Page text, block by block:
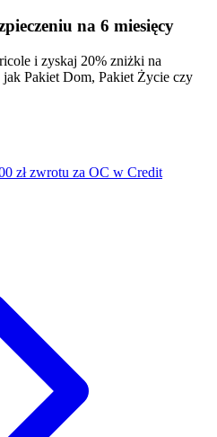
na 6 miesięcy
i zyskaj 20% zniżki na
jak Pakiet Dom, Pakiet Życie czy
zł zwrotu za OC w Credit